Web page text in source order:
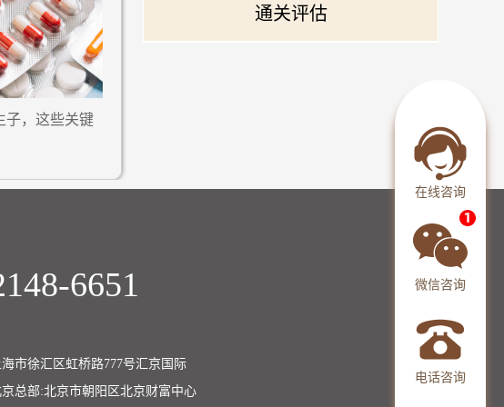
子，这些关键
通关评估
在线咨询
微信咨询
电话咨询
6651
海市徐汇区虹桥路777号汇京国际
总部:北京市朝阳区北京财富中心